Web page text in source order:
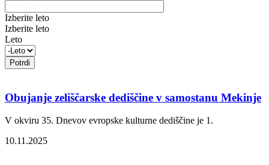
Izberite leto
Izberite leto
Leto
Obujanje zeliščarske dediščine v samostanu Mekinje
V okviru 35. Dnevov evropske kulturne dediščine je 1.
10.11.2025